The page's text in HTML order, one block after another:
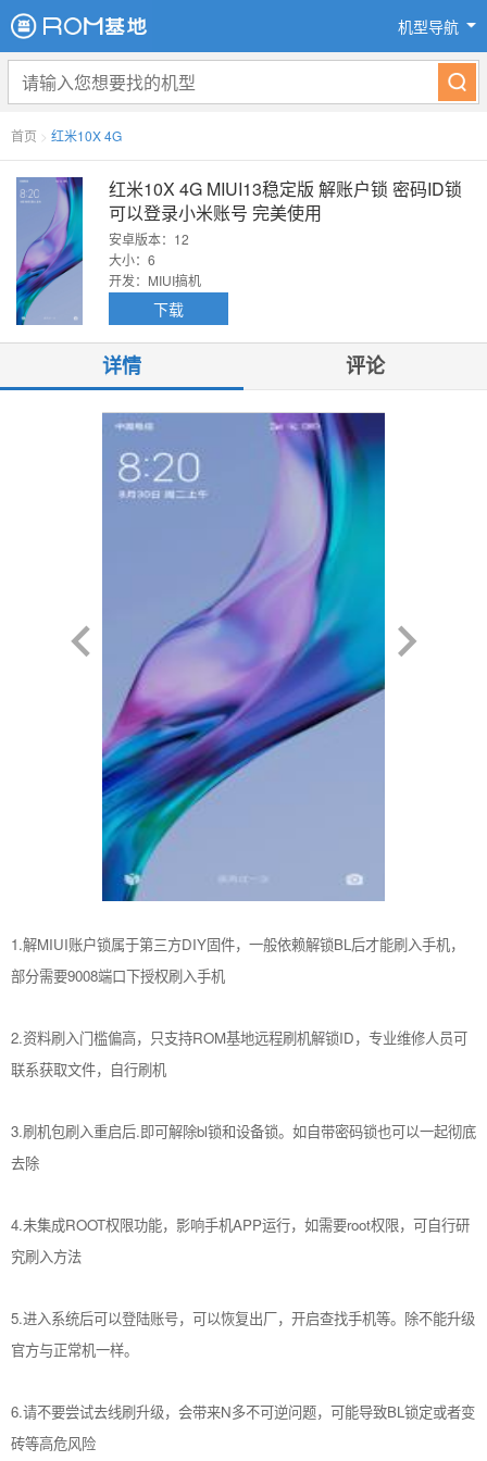
机型导航
首页 > 红米10X 4G
红米10X 4G MIUI13稳定版 解账户锁 密码ID锁
可以登录小米账号 完美使用
安卓版本：12
大小：6
开发：MIUI搞机
下载
详情 评论
1.解MIUI账户锁属于第三方DIY固件，一般依赖解锁BL后才能刷入手机，
部分需要9008端口下授权刷入手机
2.资料刷入门槛偏高，只支持ROM基地远程刷机解锁ID，专业维修人员可
联系获取文件，自行刷机
3.刷机包刷入重启后.即可解除bl锁和设备锁。如自带密码锁也可以一起彻底
去除
4.未集成ROOT权限功能，影响手机APP运行，如需要root权限，可自行研
究刷入方法
5.进入系统后可以登陆账号，可以恢复出厂，开启查找手机等。除不能升级
官方与正常机一样。
6.请不要尝试去线刷升级，会带来N多不可逆问题，可能导致BL锁定或者变
砖等高危风险